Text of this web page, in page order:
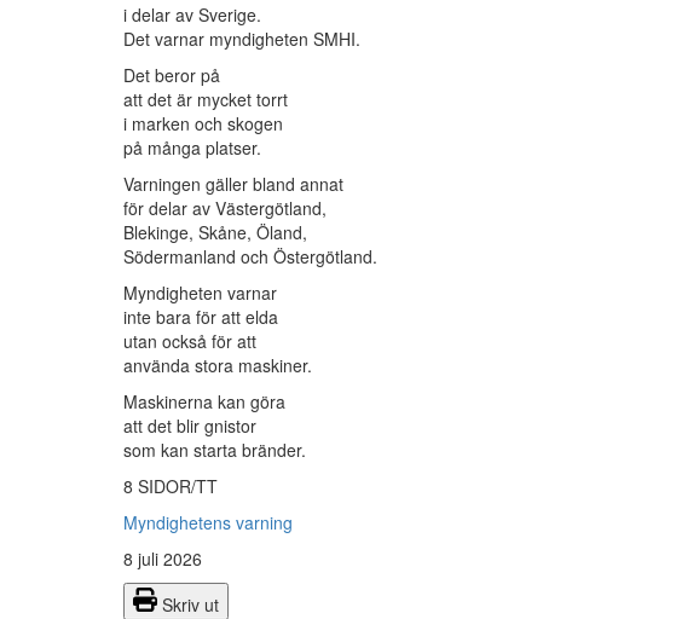
i delar av Sverige.
Det varnar myndigheten SMHI.
Det beror på
att det är mycket torrt
i marken och skogen
på många platser.
Varningen gäller bland annat
för delar av Västergötland,
Blekinge, Skåne, Öland,
Södermanland och Östergötland.
Myndigheten varnar
inte bara för att elda
utan också för att
använda stora maskiner.
Maskinerna kan göra
att det blir gnistor
som kan starta bränder.
8 SIDOR/TT
Myndighetens varning
8 juli 2026
Skriv ut